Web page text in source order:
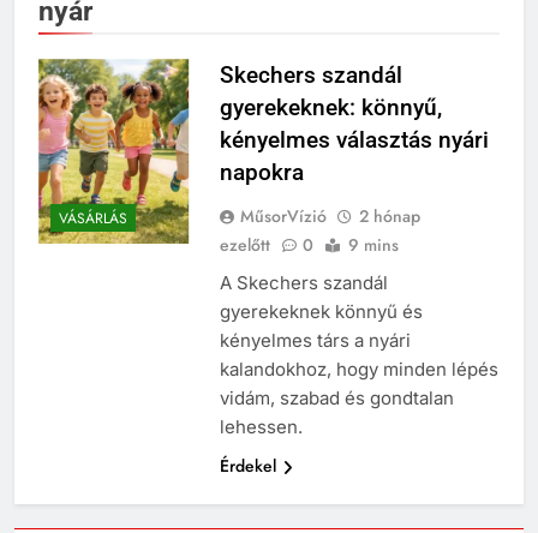
nyár
VÁSÁRLÁS
Skechers szandál
gyerekeknek: könnyű,
kényelmes választás nyári
napokra
MűsorVízió
2 hónap
ezelőtt
0 9 mins
A Skechers szandál
gyerekeknek könnyű és
kényelmes társ a nyári
kalandokhoz, hogy minden lépés
vidám, szabad és gondtalan
lehessen.
Érdekel